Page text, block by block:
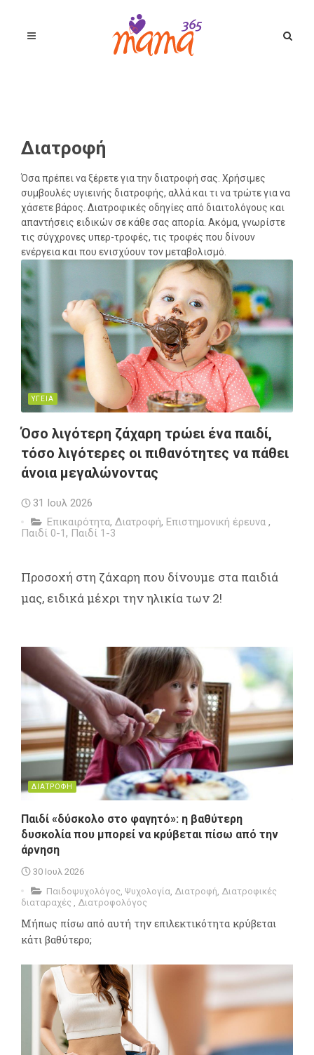
Διατροφή
Όσα πρέπει να ξέρετε για την διατροφή σας. Χρήσιμες
συμβουλές υγιεινής διατροφής, αλλά και τι να τρώτε για να
χάσετε βάρος. Διατροφικές οδηγίες από διαιτολόγους και
απαντήσεις ειδικών σε κάθε σας απορία. Ακόμα, γνωρίστε
τις σύγχρονες υπερ-τροφές, τις τροφές που δίνουν
ενέργεια και που ενισχύουν τον μεταβολισμό.
ΥΓΕΙΑ
Όσο λιγότερη ζάχαρη τρώει ένα παιδί,
τόσο λιγότερες οι πιθανότητες να πάθει
άνοια μεγαλώνοντας
31 Ιουλ 2026
Επικαιρότητα, Διατροφή, Επιστημονική έρευνα ,
Παιδί 0-1, Παιδί 1-3
Προσοχή στη ζάχαρη που δίνουμε στα παιδιά
μας, ειδικά μέχρι την ηλικία των 2!
ΔΙΑΤΡΟΦΗ
Παιδί «δύσκολο στο φαγητό»: η βαθύτερη
δυσκολία που μπορεί να κρύβεται πίσω από την
άρνηση
30 Ιουλ 2026
Παιδοψυχολόγος Ψυχολογία Διατροφή Διατροφικές
διαταραχές
Διατροφολόγος
Μήπως πίσω από αυτή την επιλεκτικότητα κρύβεται
κάτι βαθύτερο;